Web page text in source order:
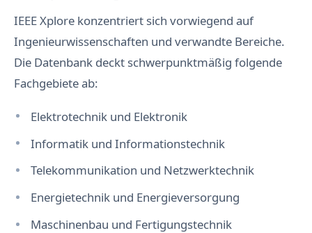
IEEE Xplore konzentriert sich vorwiegend auf
Ingenieurwissenschaften und verwandte Bereiche.
Die Datenbank deckt schwerpunktmäßig folgende
Fachgebiete ab:
Elektrotechnik und Elektronik
Informatik und Informationstechnik
Telekommunikation und Netzwerktechnik
Energietechnik und Energieversorgung
Maschinenbau und Fertigungstechnik